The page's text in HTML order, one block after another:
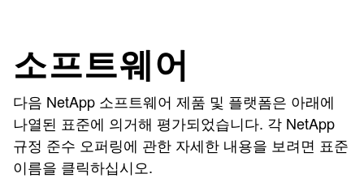
소프트웨어
다음 NetApp 소프트웨어 제품 및 플랫폼은 아래에
나열된 표준에 의거해 평가되었습니다. 각 NetApp
규정 준수 오퍼링에 관한 자세한 내용을 보려면 표준
이름을 클릭하십시오.